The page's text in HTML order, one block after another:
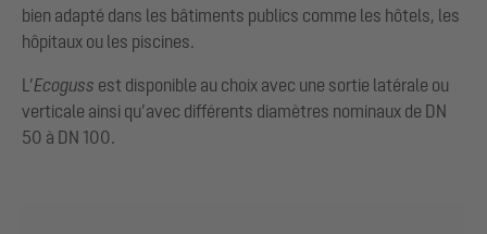
bien adapté dans les bâtiments publics comme les hôtels, les
hôpitaux ou les piscines.
L’Ecoguss est disponible au choix avec une sortie latérale ou
verticale ainsi qu’avec différents diamètres nominaux de DN
50 à DN 100.